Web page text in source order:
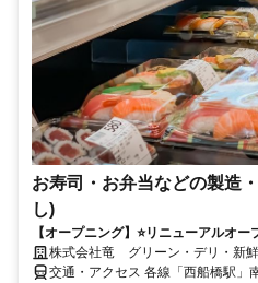
お寿司・お弁当などの製造
し)
【オープニング】⭐リニューアルオ
株式会社竜 グリーン・デリ・新
交通・アクセス 各線「西船橋駅」